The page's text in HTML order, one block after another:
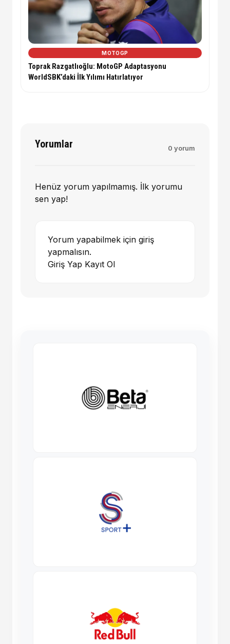
MOTOGP
Toprak Razgatlıoğlu: MotoGP Adaptasyonu
WorldSBK’daki İlk Yılımı Hatırlatıyor
Yorumlar 0 yorum
Henüz yorum yapılmamış. İlk yorumu
sen yap!
Yorum yapabilmek için giriş
yapmalısın.
Giriş Yap Kayıt Ol